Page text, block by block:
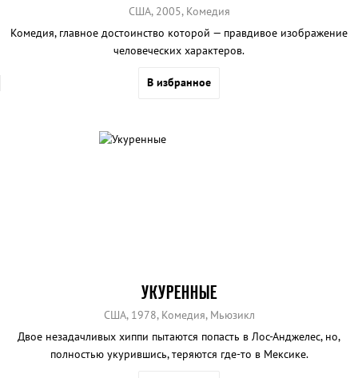
США, 2005, Комедия
Комедия, главное достоинство которой — правдивое изображение
человеческих характеров.
В избранное
УКУРЕННЫЕ
США, 1978, Комедия, Мьюзикл
Двое незадачливых хиппи пытаются попасть в Лос-Анджелес, но,
полностью укурившись, теряются где-то в Мексике.